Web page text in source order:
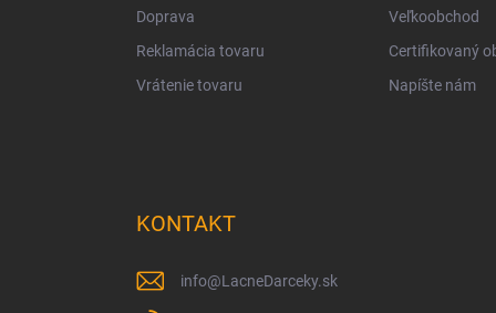
Doprava
Reklamácia tovaru
Vrátenie tovaru
Veľkoobchod
Certifikovaný
Napíšte nám
KONTAKT
info@LacneDarceky.sk